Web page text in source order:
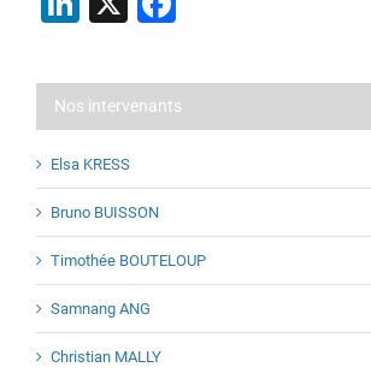
Nos intervenants
Elsa KRESS
Bruno BUISSON
Timothée BOUTELOUP
Samnang ANG
Christian MALLY